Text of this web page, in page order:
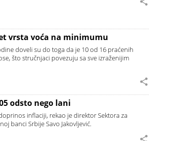
vrsta voća na minimumu
doveli su do toga da je 10 od 16 praćenih
što stručnjaci povezuju sa sve izraženijim
odsto nego lani
inflaciji, rekao je direktor Sektora za
banci Srbije Savo Jakovljević.